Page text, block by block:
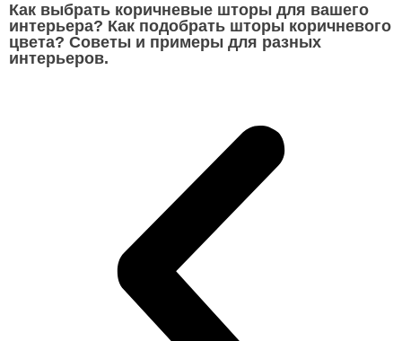
Как выбрать коричневые шторы для вашего
интерьера? Как подобрать шторы коричневого
цвета? Советы и примеры для разных
интерьеров.